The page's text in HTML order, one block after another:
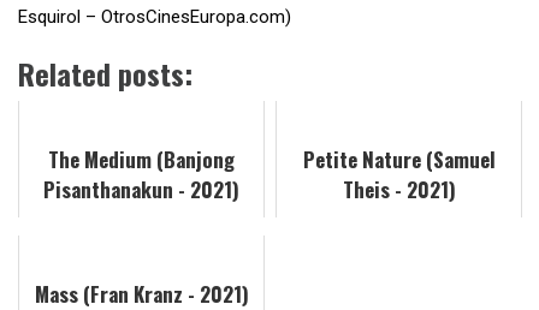
Esquirol – OtrosCinesEuropa.com)
Related posts:
The Medium (Banjong
Pisanthanakun - 2021)
Petite Nature (Samuel
Theis - 2021)
Mass (Fran Kranz - 2021)